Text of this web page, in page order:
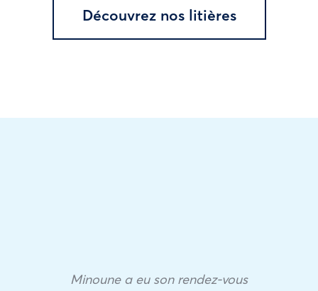
Découvrez nos litières
Minoune a eu son rendez-vous